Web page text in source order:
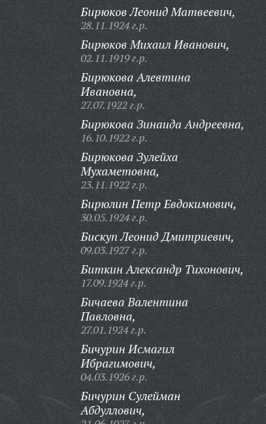
Бирюков Леонид Матвеевич,
28.11.1924 г.р.
Бирюков Михаил Иванович,
02.11.1919 г.р.
Бирюкова Алевтина
Ивановна,
27.07.1922 г.р.
Бирюкова Зинаида Андреевна,
16.10.1922 г.р.
Бирюкова Зулейха
Мухаметовна,
23.11.1922 г.р.
Бирюлин Петр Евдокимович,
30.05.1924 г.р.
Бискуп Леонид Дмитриевич,
09.03.1927 г.р.
Биткин Александр Тихонович,
17.09.1924 г.р.
Бичаева Валентина
Павловна,
27.01.1924 г.р.
Бичурин Исмагил
Ибрагимович,
04.03.1926 г.р.
Бичурин Сулейман
Абдуллович,